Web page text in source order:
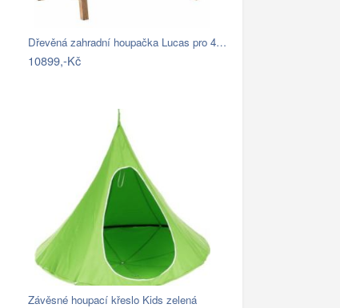
Dřevěná zahradní houpačka Lucas pro 4…
10899,-Kč
Závěsné houpací křeslo Kids zelená